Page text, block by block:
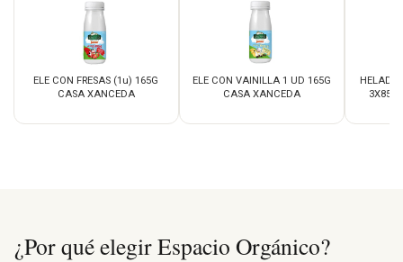
ELE CON FRESAS (1u) 165G
CASA XANCEDA
ELE CON VAINILLA 1 UD 165G
CASA XANCEDA
¿Por qué elegir Espacio Orgánico?